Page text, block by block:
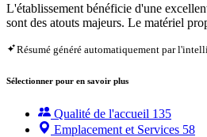
L'établissement bénéficie d'une
sont des atouts majeurs. Le matériel
Résumé généré automatiquement par
Sélectionner pour en savoir plus
Qualité de l'accueil 135
Emplacement et Services 58